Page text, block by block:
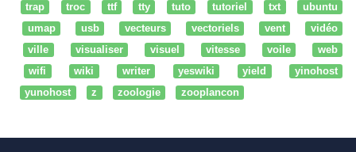
trap
troc ttf tty tuto tutoriel txt
ubuntu
umap
usb vecteurs vectoriels vent
vidéo
ville
visualiser visuel vitesse voile
web
wifi
wiki writer yeswiki yield
yinohost
yunohost
z zoologie zooplancon